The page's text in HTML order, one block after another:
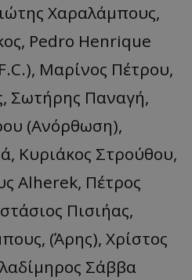
Χαραλάμπους,
Pedro Henrique
Μαρίνος Πέτρου,
Σωτήρης Παναγή,
(Ανόρθωση),
Κυριάκος Στρούθου,
Alherek, Πέτρος
Πισιήας,
(Άρης), Χρίστος
Σάββα